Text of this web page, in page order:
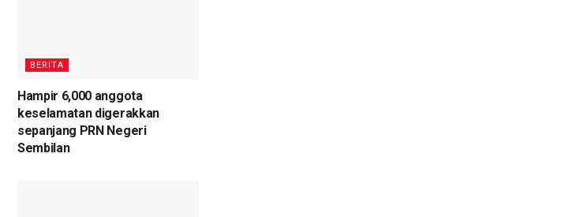
BERITA
Hampir 6,000 anggota
keselamatan digerakkan
sepanjang PRN Negeri
Sembilan